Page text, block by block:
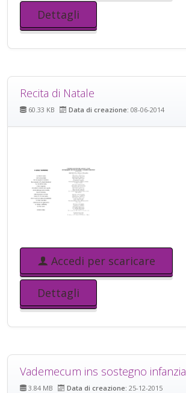
Dettagli
Recita di Natale
60.33 KB Data di creazione: 08-06-2014
Accedi per scaricare
Dettagli
Vademecum ins sostegno infanzia
3.84 MB Data di creazione: 25-12-2015